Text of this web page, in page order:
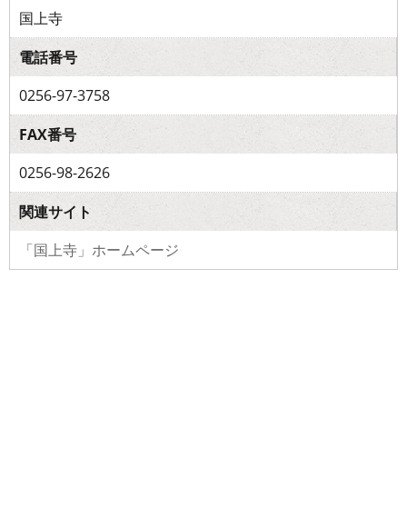
国上寺
電話番号
0256-97-3758
FAX番号
0256-98-2626
関連サイト
「国上寺」ホームページ